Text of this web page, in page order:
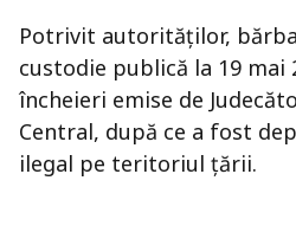
Potrivit autorităților,
custodie publică la 19 mai
încheieri emise de
Central, după ce a fost
ilegal pe teritoriul țării.